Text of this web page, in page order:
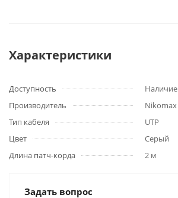
Характеристики
Доступность
Наличие
Производитель
Nikomax
Тип кабеля
UTP
Цвет
Серый
Длина патч-корда
2 м
Задать вопрос